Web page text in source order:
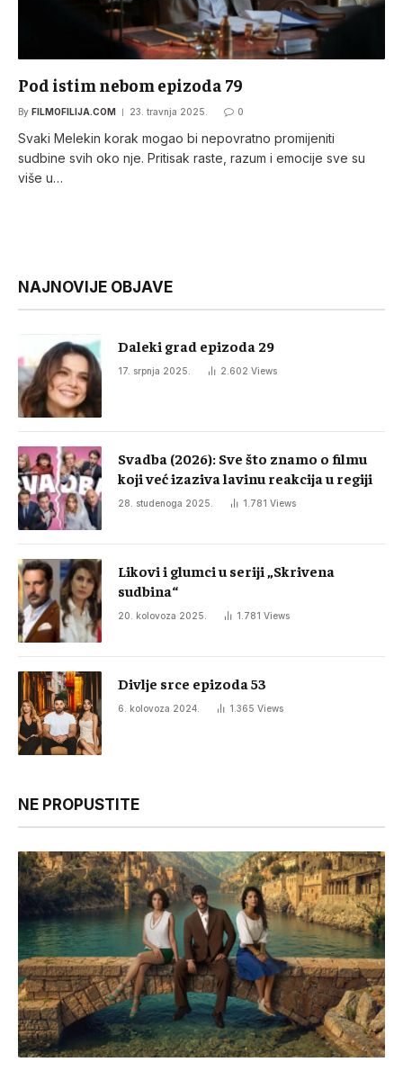
Pod istim nebom epizoda 79
By FILMOFILIJA.COM 23. travnja 2025. 0
Svaki Melekin korak mogao bi nepovratno promijeniti
sudbine svih oko nje. Pritisak raste, razum i emocije sve su
više u…
NAJNOVIJE OBJAVE
Daleki grad epizoda 29
17. srpnja 2025. 2.602 Views
Svadba (2026): Sve što znamo o filmu
koji već izaziva lavinu reakcija u regiji
28. studenoga 2025. 1.781 Views
Likovi i glumci u seriji „Skrivena
sudbina“
20. kolovoza 2025. 1.781 Views
Divlje srce epizoda 53
6. kolovoza 2024. 1.365 Views
NE PROPUSTITE